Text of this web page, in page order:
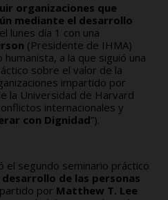
organizaciones que
mediante el desarrollo
lunes día 1 con una
(Presidente de IHMA)
a la que siguió una
sobre el valor de la
impartido por
la Universidad de Harvard
internacionales y
con Dignidad”).
el segundo seminario práctico
de las personas
por Matthew T. Lee